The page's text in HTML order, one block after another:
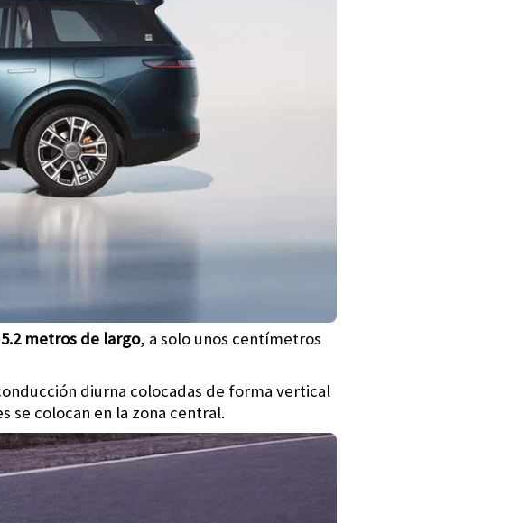
5.2 metros de largo, a solo unos centímetros
diurna colocadas de forma vertical
se colocan en la zona central.